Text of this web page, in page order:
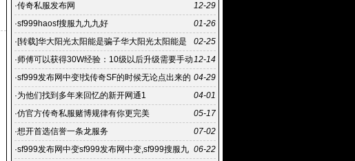
12-29
·传奇私服发布网
01-26
·sf999haosf搜服九九九好
02-25
· [转载]华大阳光太阳能是骗子华大阳光太阳能是
骗子
12-14
·师傅可以获得30W经验：10级以后升级需要手动
04-29
·sf999发布网中变!找传奇SF的时候无论点出来的
是哪个SF
04-01
·为他们找到多年来回忆的新开网通1
05-17
·仿官方传奇私服赌博规律有你更完美
07-02
·想开首选信誉一条龙服务
06-22
·sf999发布网中变sf999发布网中变,sf999搜服九